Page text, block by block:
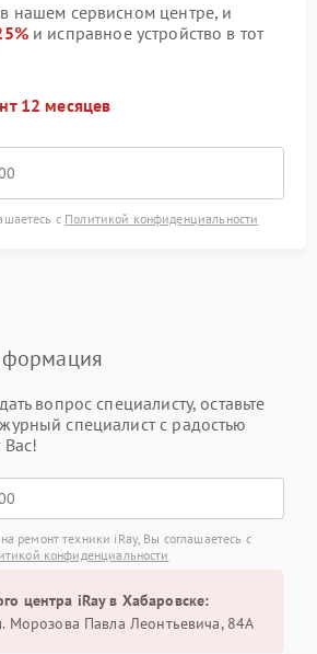
нашем сервисном центре, и
и исправное устройство в тот
12 месяцев
с Политикой конфиденциальности
вопрос специалисту, оставьте
специалист с радостью
Вас!
ремонт техники iRay, Вы соглашаетесь с
конфиденциальности
центра iRay в Хабаровске:
Морозова Павла Леонтьевича, 84А